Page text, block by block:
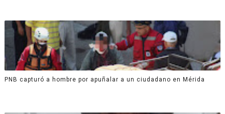
PNB capturó a hombre por apuñalar a un ciudadano en Mérida